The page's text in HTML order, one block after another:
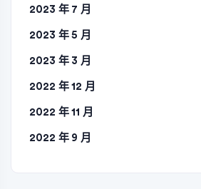
2023 年 7 月
2023 年 5 月
2023 年 3 月
2022 年 12 月
2022 年 11 月
2022 年 9 月